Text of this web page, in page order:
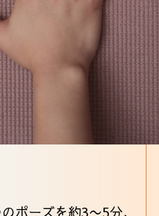
ポーズを約3〜5分、